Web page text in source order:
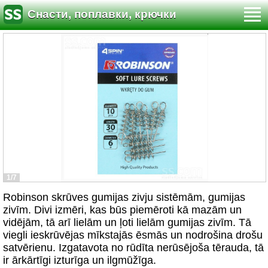
Снасти, поплавки, крючки
1/7
Robinson skrūves gumijas zivju sistēmām, gumijas
zivīm. Divi izmēri, kas būs piemēroti kā mazām un
vidējām, tā arī lielām un ļoti lielām gumijas zivīm. Tā
viegli ieskrūvējas mīkstajās ēsmās un nodrošina drošu
satvērienu. Izgatavota no rūdīta nerūsējoša tērauda, tā
ir ārkārtīgi izturīga un ilgmūžīga.